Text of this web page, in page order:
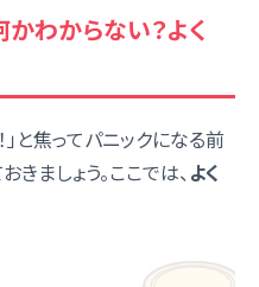
わからない？よく
と焦ってパニックになる前
きましょう。ここでは、 よく